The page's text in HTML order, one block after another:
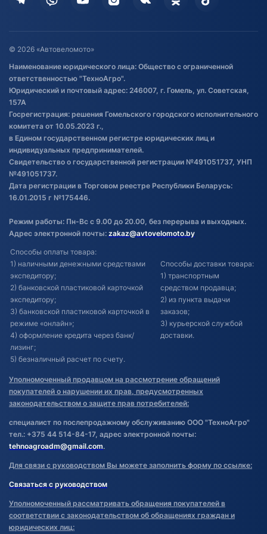
Дополнительные услуги
Оставить отзыв
Договор публичной оферты
Обработка файлов cookie
Постановка транспорта на учет
Обновления в ЭПТС 2024
© 2026 «Автовеломото»
Наименование юридического лица: Общество с ограниченной
ответственностью "ТехноАгро".
Юридический и почтовый адрес: 246007, г. Гомель, ул. Советская,
157А
Госрегистрация: решения Гомельского городского исполнительного
комитета от 10.05.2023 г.,
в Едином государственном регистре юридических лиц и
индивидуальных предпринимателей.
Свидетельство о государственной регистрации №491051737, УНП
№491051737.
Дата регистрации в Торговом реестре Республики Беларусь:
16.01.2015 г №175446.
Режим работы: Пн-Вс с 9.00 до 20.00, без перерыва и выходных.
Адрес электронной почты: zakaz@avtovelomoto.by
Способы оплаты товара:
1) наличными денежными средствами
экспедитору;
2) банковской пластиковой карточкой
экспедитору;
3) банковской пластиковой карточкой в
режиме «онлайн»;
4) оформление кредита через банк/
лизинг;
5) безналичный расчет по счету.
Способы доставки товара:
1) транспортным
средством продавца;
2) из пункта выдачи
заказов;
3) курьерской службой
доставки.
Уполномоченный продавцом на рассмотрение обращений
покупателей о нарушении их прав, предусмотренных
законодательством о защите прав потребителей:
специалист по послепродажному обслуживанию ООО "ТехноАгро"
тел.: +375 44 514-84-17, адрес электронной почты:
tehnoagroadm@gmail.com.
Для связи с руководством Вы можете заполнить форму по ссылке:
Связаться с руководством
Уполномоченный рассматривать обращения покупателей в
соответствии с законодательством об обращениях граждан и
юридических лиц: